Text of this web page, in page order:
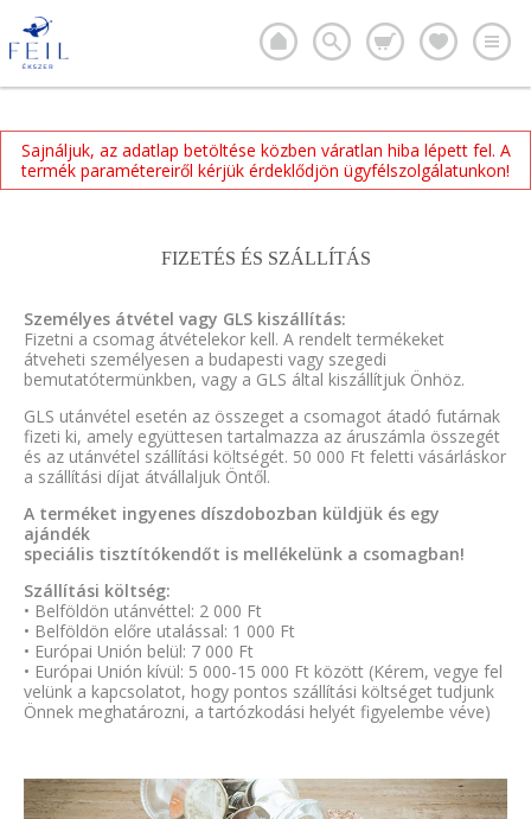
Sajnáljuk, az adatlap betöltése közben váratlan hiba lépett fel. A
termék paramétereiről kérjük érdeklődjön ügyfélszolgálatunkon!
FIZETÉS ÉS SZÁLLÍTÁS
Személyes átvétel vagy GLS kiszállítás:
Fizetni a csomag átvételekor kell. A rendelt termékeket
átveheti személyesen a budapesti vagy szegedi
bemutatótermünkben, vagy a GLS által kiszállítjuk Önhöz.
GLS utánvétel esetén az összeget a csomagot átadó futárnak
fizeti ki, amely együttesen tartalmazza az áruszámla összegét
és az utánvétel szállítási költségét. 50 000 Ft feletti vásárláskor
a szállítási díjat átvállaljuk Öntől.
A terméket ingyenes díszdobozban küldjük és egy
ajándék
speciális tisztítókendőt is mellékelünk a csomagban!
Szállítási költség:
• Belföldön utánvéttel: 2 000 Ft
• Belföldön előre utalással: 1 000 Ft
• Európai Unión belül: 7 000 Ft
• Európai Unión kívül: 5 000-15 000 Ft között (Kérem, vegye fel
velünk a kapcsolatot, hogy pontos szállítási költséget tudjunk
Önnek meghatározni, a tartózkodási helyét figyelembe véve)